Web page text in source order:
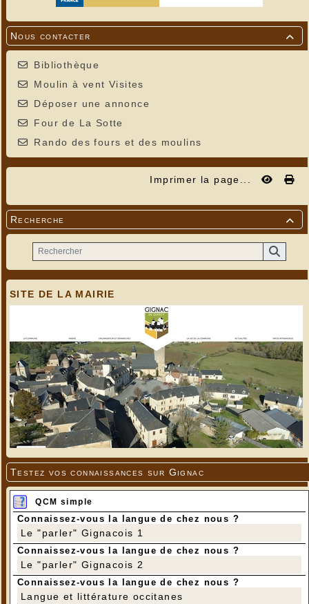

Nous contacter
Bibliothèque
Moulin à vent Visites
Déposer une annonce
Four de La Sotte
Rando des fours et des moulins
Imprimer la page...

Recherche
SITE DE LA MAIRIE
Testez vos connaissances sur Gignac
QCM simple
Connaissez-vous la langue de chez nous ?
Le "parler" Gignacois 1
Connaissez-vous la langue de chez nous ?
Le "parler" Gignacois 2
Connaissez-vous la langue de chez nous ?
Langue et littérature occitanes